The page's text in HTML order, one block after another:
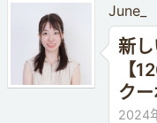
June_
新
【
ク
2024